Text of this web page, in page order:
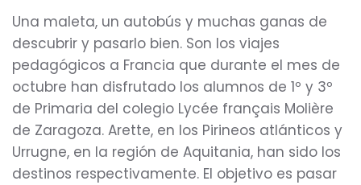
Una maleta, un autobús y muchas ganas de
descubrir y pasarlo bien. Son los viajes
pedagógicos a Francia que durante el mes de
octubre han disfrutado los alumnos de 1º y 3º
de Primaria del colegio Lycée français Molière
de Zaragoza. Arette, en los Pirineos atlánticos y
Urrugne, en la región de Aquitania, han sido los
destinos respectivamente. El objetivo es pasar